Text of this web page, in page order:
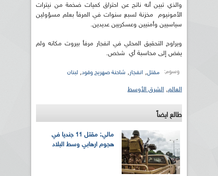
والذي تبين أنه ناتج عن احتراق كميات ضخمة من نيترات
الأمونيوم مخزنة لسبع سنوات في المرفأ بعلم مسؤولين
سياسيين وأمنيين وعسكريين عديدين.
ويراوح التحقيق المحلي في انفجار مرفأ بيروت مكانه ولم
يفض إلى محاسبة أي شخص.
وسوم: مقتل, انفجار, شاحنة صهريج وقود, لبنان
العالم, الشرق الأوسط
طالع ايضاً
مالي: مقتل 11 جنديا في
هجوم ارهابي وسط البلاد